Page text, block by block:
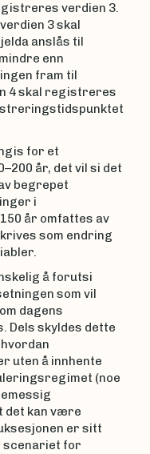
verdien 3.
3 skal
anslås til
enn
fram til
4 skal registreres
for et
år, det vil si det
begrepet
i
år omfattes av
som endring
å forutsi
som vil
dagens
Dels skyldes dette
uten å innhente
(noe
det kan være
er sitt
scenariet for